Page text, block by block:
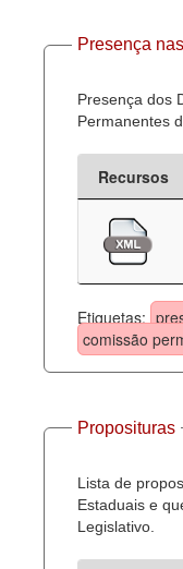
Presença
Presença dos
Permanentes
Recursos
Etiquetas:
comissão
Proposituras
Lista de
Estaduais e
Legislativo.